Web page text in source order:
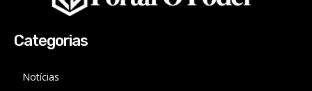
Categorias
Notícias